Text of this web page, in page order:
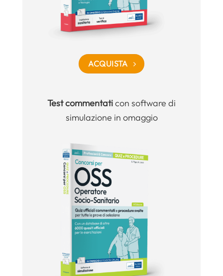
ACQUISTA
Test commentaticon software di
simulazione in omaggio